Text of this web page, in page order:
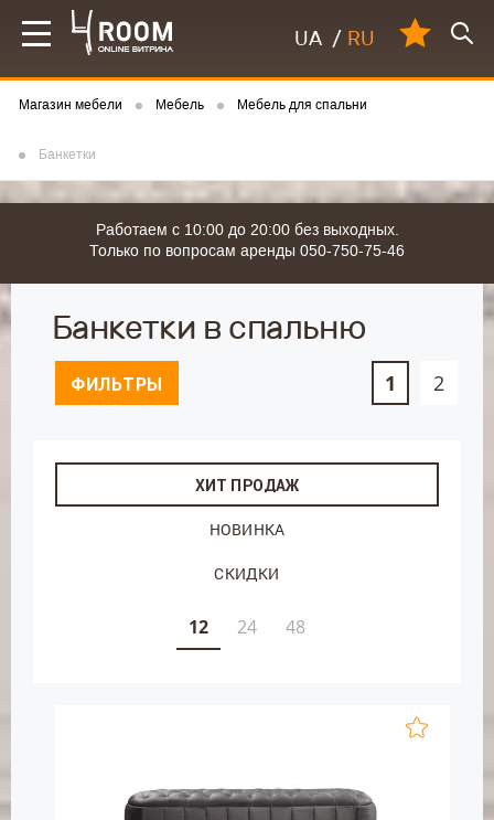
UA / RU
Магазин мебели Мебель Мебель для спальни
Банкетки
Работаем с 10:00 до 20:00 без выходных.
Только по вопросам аренды 050-750-75-46
Банкетки в спальню
ФИЛЬТРЫ 1 2
ХИТ ПРОДАЖ
НОВИНКА
СКИДКИ
12 24 48